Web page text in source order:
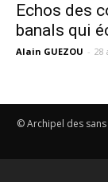
Echos des
banals qui
Alain GUEZOU - 28
© Archipel des